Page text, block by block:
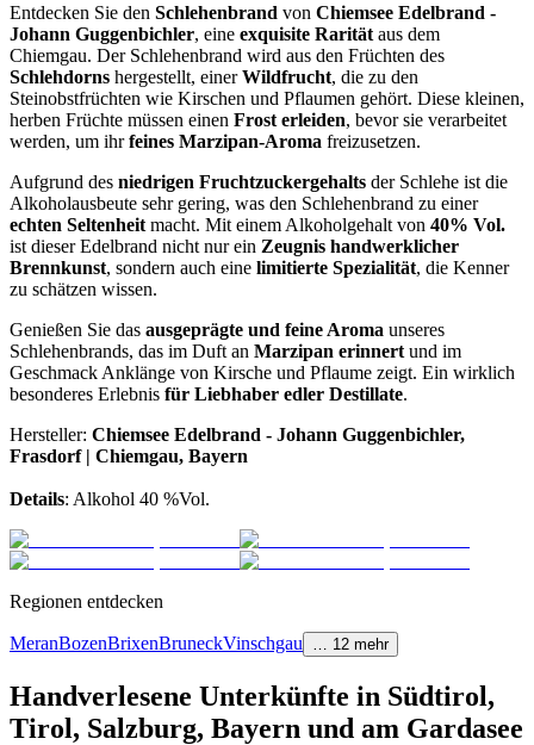
Entdecken Sie den Schlehenbrand von Chiemsee Edelbrand -
Johann Guggenbichler, eine exquisite Rarität aus dem
Chiemgau. Der Schlehenbrand wird aus den Früchten des
Schlehdorns hergestellt, einerWildfrucht, die zu den
Steinobstfrüchten wie Kirschen und Pflaumen gehört. Diese kleinen,
herben Früchte müssen einen Frost erleiden, bevor sie verarbeitet
werden, um ihrfeines Marzipan-Aroma freizusetzen.
Aufgrund des niedrigen Fruchtzuckergehalts der Schlehe ist die
Alkoholausbeute sehr gering, was den Schlehenbrand zu einer
echten Seltenheit macht. Mit einem Alkoholgehalt von 40% Vol.
ist dieser Edelbrand nicht nur ein Zeugnis handwerklicher
Brennkunst, sondern auch eine limitierte Spezialität, die Kenner
zu schätzen wissen.
Genießen Sie das ausgeprägte und feine Aroma unseres
Schlehenbrands, das im Duft an Marzipan erinnert und im
Geschmack Anklänge von Kirsche und Pflaume zeigt. Ein wirklich
besonderes Erlebnis für Liebhaber edler Destillate.
Hersteller: Chiemsee Edelbrand - Johann Guggenbichler,
Frasdorf | Chiemgau, Bayern
Details: Alkohol 40 %Vol.
Regionen entdecken
MeranBozenBrixenBruneckVinschgau 12 mehr
Handverlesene Unterkünfte in Südtirol,
Tirol, Salzburg, Bayern und am Gardasee